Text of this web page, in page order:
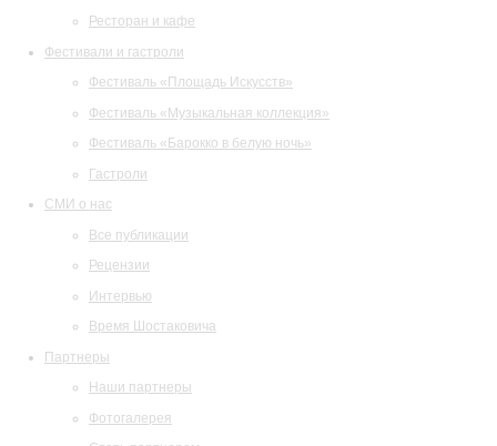
Ресторан и кафе
Фестивали и гастроли
Фестиваль «Площадь Искусств»
Фестиваль «Музыкальная коллекция»
Фестиваль «Барокко в белую ночь»
Гастроли
СМИ о нас
Все публикации
Рецензии
Интервью
Время Шостаковича
Партнеры
Наши партнеры
Фотогалерея